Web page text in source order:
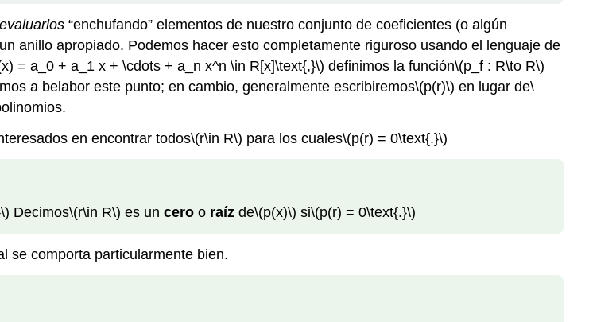
evaluarlos “enchufando” elementos de nuestro conjunto de coeficientes (o algún
anillo apropiado. Podemos hacer esto completamente riguroso usando el lenguaje de
= a_0 + a_1 x + \cdots + a_n x^n \in R[x]\text{,}\) definimos la función\(p_f : R\to R\)
a belabor este punto; en cambio, generalmente escribiremos\(p(r)\) en lugar de\
en encontrar todos\(r\in R\) para los cuales\(p(r) = 0\text{.}\)
Decimos\(r\in R\) es un cero o raíz de\(p(x)\) si\(p(r) = 0\text{.}\)
se comporta particularmente bien.